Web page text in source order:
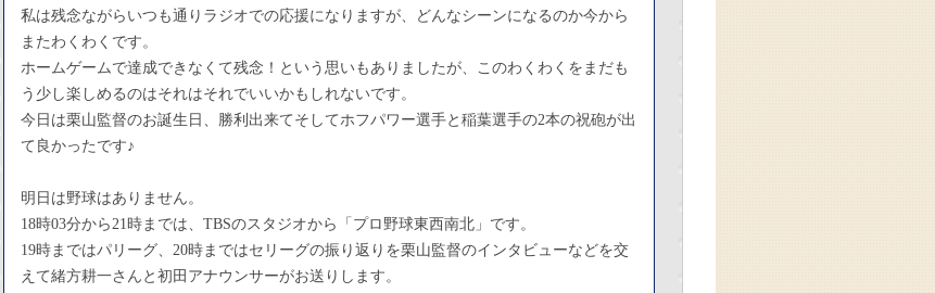
私は残念ながらいつも通りラジオでの応援になりますが、どんなシーンになるのか今から
またわくわくです。
ホームゲームで達成できなくて残念！という思いもありましたが、このわくわくをまだも
う少し楽しめるのはそれはそれでいいかもしれないです。
今日は栗山監督のお誕生日、勝利出来てそしてホフパワー選手と稲葉選手の2本の祝砲が出
て良かったです♪
明日は野球はありません。
18時03分から21時までは、TBSのスタジオから「プロ野球東西南北」です。
19時まではパリーグ、20時まではセリーグの振り返りを栗山監督のインタビューなどを交
えて緒方耕一さんと初田アナウンサーがお送りします。